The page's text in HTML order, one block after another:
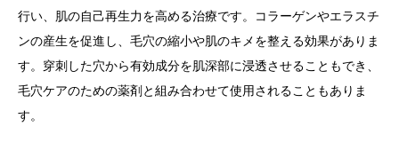
行い、肌の自己再生力を高める治療です。コラーゲンやエラスチ
ンの産生を促進し、毛穴の縮小や肌のキメを整える効果がありま
す。穿刺した穴から有効成分を肌深部に浸透させることもでき、
毛穴ケアのための薬剤と組み合わせて使用されることもありま
す。